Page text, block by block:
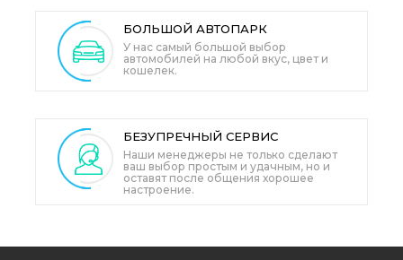
БОЛЬШОЙ АВТОПАРК
У нас самый большой выбор
автомобилей на любой вкус, цвет и
кошелек.
БЕЗУПРЕЧНЫЙ СЕРВИС
Наши менеджеры не только сделают
ваш выбор простым и удачным, но и
оставят после общения хорошее
настроение.